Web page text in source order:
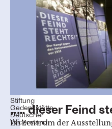
rechts!“
Nationalsozialismus
Stiftung
Gedenkstätte
Deutscher
Widerstand
„… dieser Feind
Im Zentrum der